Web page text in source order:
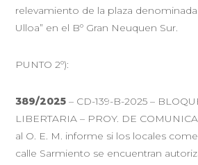
relevamiento de la plaza
Ulloa” en el Bº Gran Neuquen Sur.
PUNTO 2º):
389/2025 – CD-139-B-2025 –
LIBERTARIA – PROY. DE
al O. E. M. informe si los locales
calle Sarmiento se encuentran